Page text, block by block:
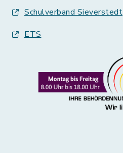
Schulverband Sieverstedt
ETS